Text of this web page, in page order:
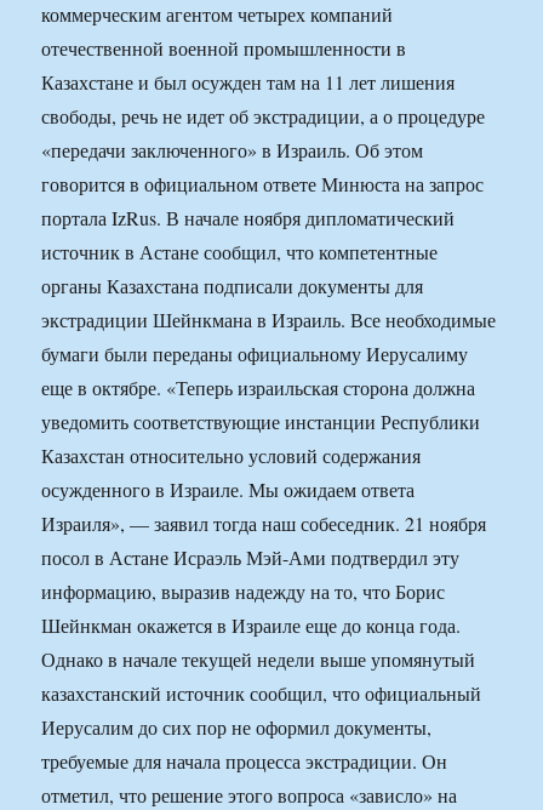
коммерческим агентом четырех компаний
отечественной военной промышленности в
Казахстане и был осужден там на 11 лет лишения
свободы, речь не идет об экстрадиции, а о процедуре
«передачи заключенного» в Израиль. Об этом
говорится в официальном ответе Минюста на запрос
портала IzRus. В начале ноября дипломатический
источник в Астане сообщил, что компетентные
органы Казахстана подписали документы для
экстрадиции Шейнкмана в Израиль. Все необходимые
бумаги были переданы официальному Иерусалиму
еще в октябре. «Теперь израильская сторона должна
уведомить соответствующие инстанции Республики
Казахстан относительно условий содержания
осужденного в Израиле. Мы ожидаем ответа
Израиля», — заявил тогда наш собеседник. 21 ноября
посол в Астане Исраэль Мэй-Ами подтвердил эту
информацию, выразив надежду на то, что Борис
Шейнкман окажется в Израиле еще до конца года.
Однако в начале текущей недели выше упомянутый
казахстанский источник сообщил, что официальный
Иерусалим до сих пор не оформил документы,
требуемые для начала процесса экстрадиции. Он
отметил, что решение этого вопроса «зависло» на